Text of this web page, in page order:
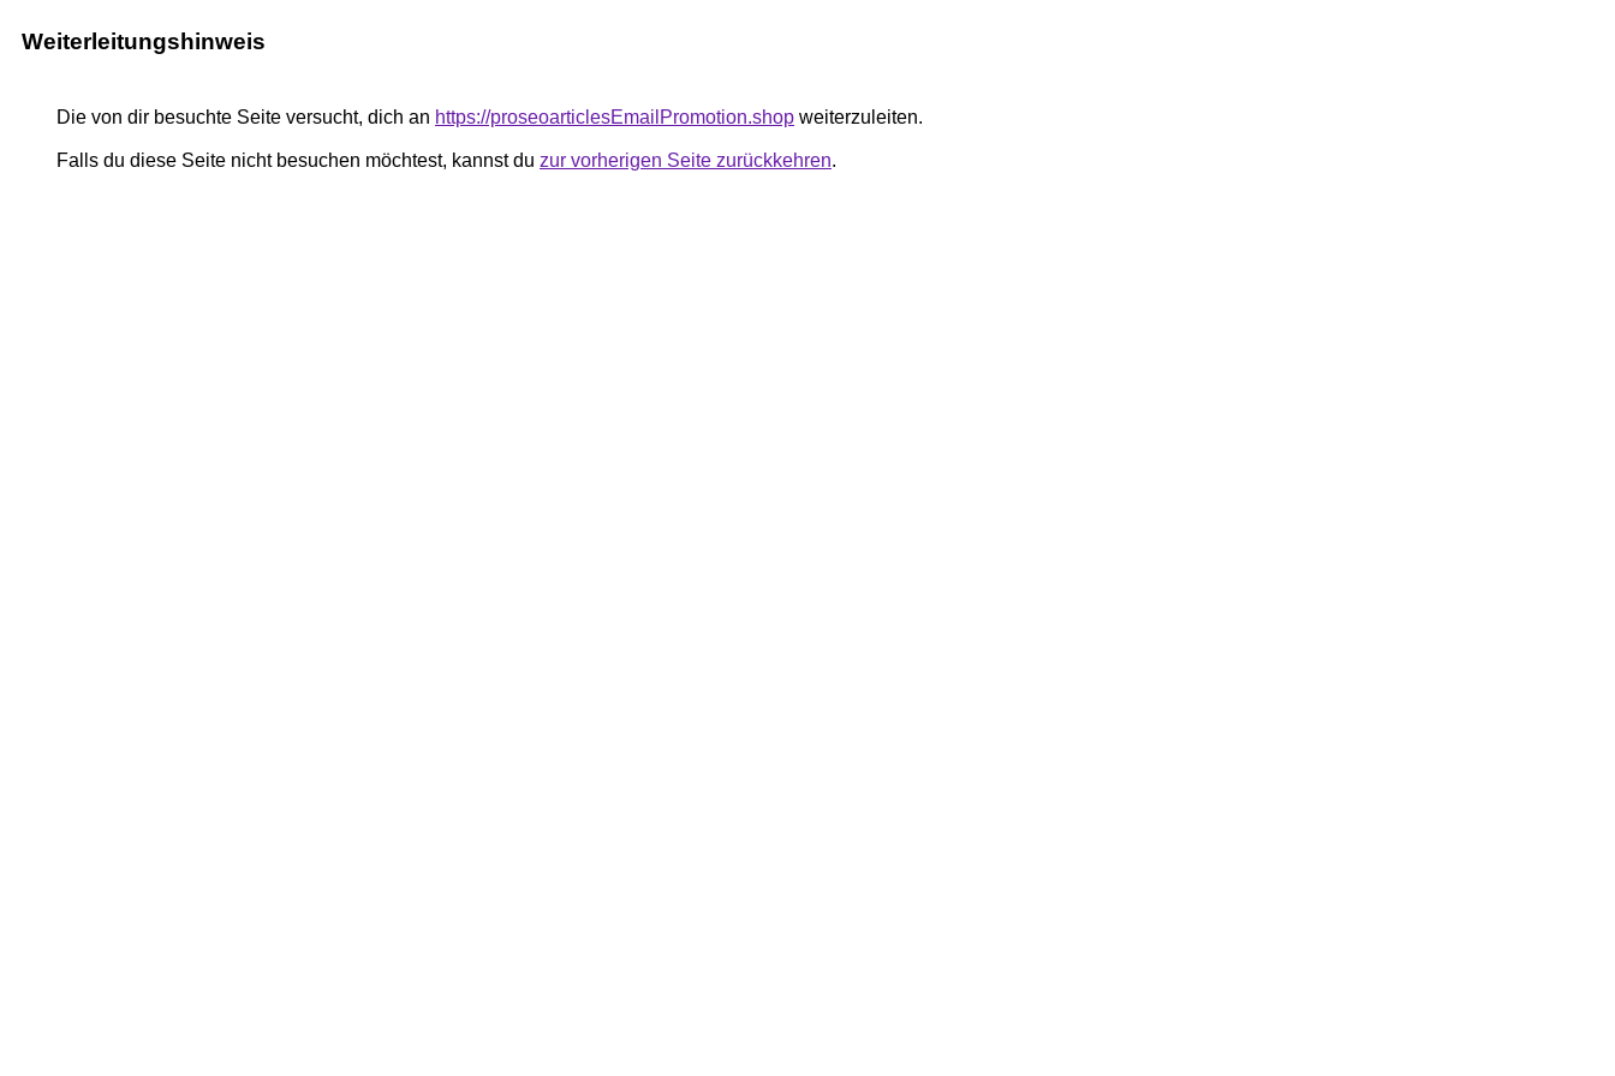
Weiterleitungshinweis
Die von dir besuchte Seite versucht, dich an https://proseoarticlesEmailPromotion.shop weiterzuleiten.
Falls du diese Seite nicht besuchen möchtest, kannst du zur vorherigen Seite zurückkehren.